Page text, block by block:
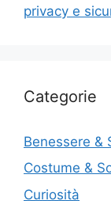
privacy e
Categorie
Benessere &
Costume &
Curiosità